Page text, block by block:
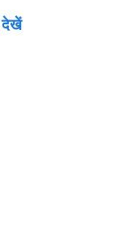
देखें